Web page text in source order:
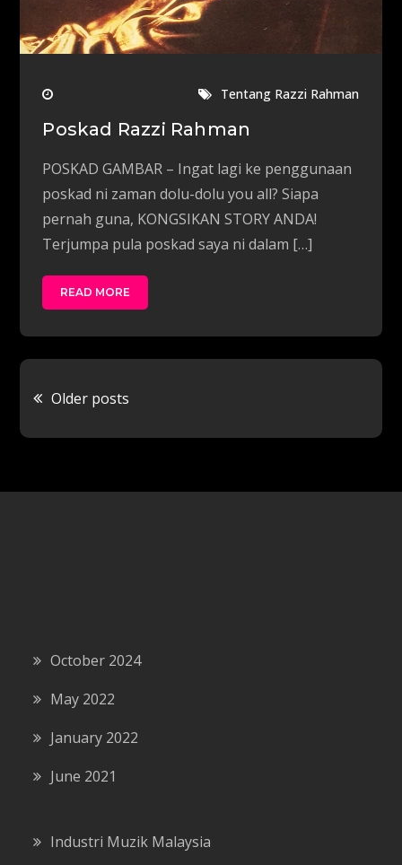
Tentang Razzi Rahman
Poskad Razzi Rahman
POSKAD GAMBAR – Ingat lagi ke penggunaan
poskad ni zaman dolu-dolu you all? Siapa
pernah guna, KONGSIKAN STORY ANDA!
Terjumpa pula poskad saya ni dalam […]
READ MORE
Posts
navigation
Older posts
October 2024
May 2022
January 2022
June 2021
Industri Muzik Malaysia